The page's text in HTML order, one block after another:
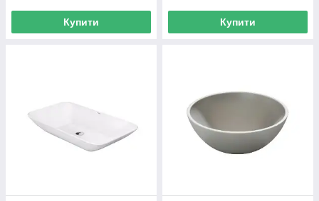
Купити Купити